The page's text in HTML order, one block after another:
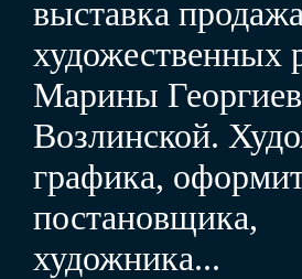
выставка продажа
художественных
Марины
Возлинской.
графика,
постановщика,
художника...